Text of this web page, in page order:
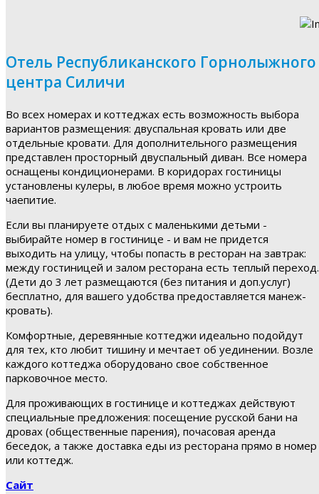
Отель Республиканского Горнолыжного
центра Силичи
Во всех номерах и коттеджах есть возможность выбора
вариантов размещения: двуспальная кровать или две
отдельные кровати. Для дополнительного размещения
представлен просторный двуспальный диван. Все номера
оснащены кондиционерами. В коридорах гостиницы
установлены кулеры, в любое время можно устроить
чаепитие.
Если вы планируете отдых с маленькими детьми -
выбирайте номер в гостинице - и вам не придется
выходить на улицу, чтобы попасть в ресторан на завтрак:
между гостиницей и залом ресторана есть теплый переход.
(Дети до 3 лет размещаются (без питания и доп.услуг)
бесплатно, для вашего удобства предоставляется манеж-
кровать).
Комфортные, деревянные коттеджи идеально подойдут
для тех, кто любит тишину и мечтает об уединении. Возле
каждого коттеджа оборудовано свое собственное
парковочное место.
Для проживающих в гостинице и коттеджах действуют
специальные предложения: посещение русской бани на
дровах (общественные парения), почасовая аренда
беседок, а также доставка еды из ресторана прямо в номер
или коттедж.
Сайт